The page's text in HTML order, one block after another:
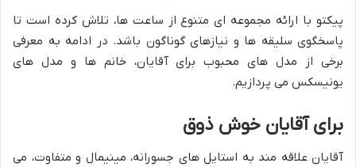
پیکتو با ارائه مجموعه ای متنوع از ساعت ها، تلاش کرده است تا
پاسخگوی سلیقه ها و نیازهای گوناگون باشد. در ادامه به معرفی
برخی از مدل های محبوب برای آقایان، خانم ها و مدل های
یونیسکس می پردازیم.
برای آقایان خوش ذوق
آقایان علاقه مند به استایل های جسورانه، مینیمال و متفاوت، می